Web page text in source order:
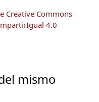
Creative Commons
4.0
mismo